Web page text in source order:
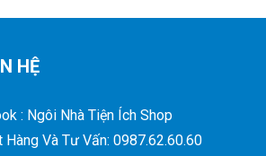
HỆ
: Ngôi Nhà Tiện Ích Shop
Và Tư Vấn: 0987.62.60.60